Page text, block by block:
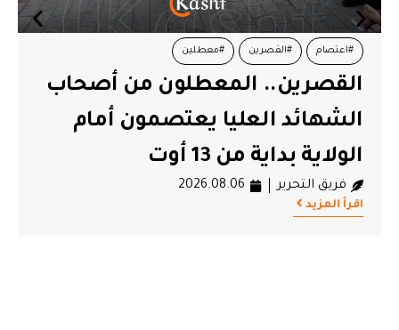
من أصحاب
أمام
#أموال الشعب
سعيد: حق الدولة في
أموال الشعب التونسي
بالتقادم
فريق التحرير